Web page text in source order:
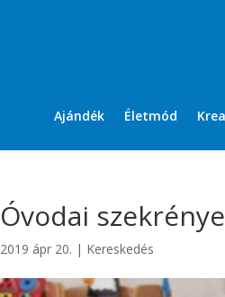
Ajándék Életmód
Óvodai
2019 ápr 20. | Kereskedés